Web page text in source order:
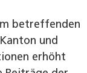
betreffenden
und
erhöht